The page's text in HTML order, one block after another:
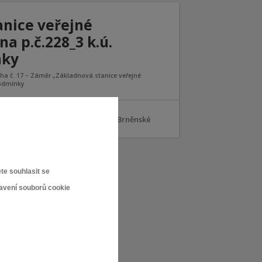
souhlasit se
souborů cookie
veřejné
p.č.228_3 k.ú.
č. 17 – Záměr „Základnová stanice veřejné
CZ, a.s.“ na p.č.228_3 k.ú. Brněnské